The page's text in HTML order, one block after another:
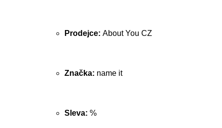
Prodejce: About You CZ
Značka: name it
Sleva: %